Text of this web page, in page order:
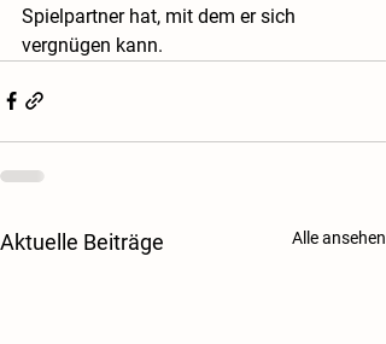
Spielpartner hat, mit dem er sich
vergnügen kann.
Aktuelle Beiträge Alle ansehen